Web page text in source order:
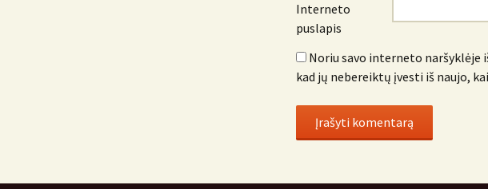
Interneto
puslapis
Noriu savo interneto naršyklėje
kad jų nebereiktų įvesti iš naujo,